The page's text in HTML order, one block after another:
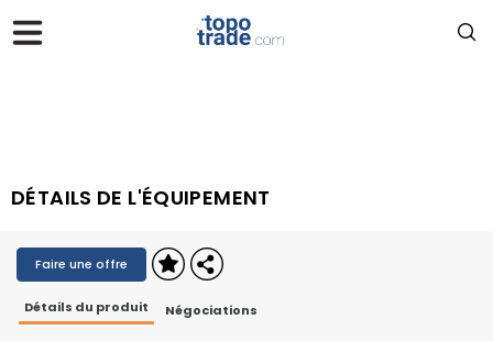
DÉTAILS DE L'ÉQUIPEMENT
Faire une offre
Détails du produit Négociations